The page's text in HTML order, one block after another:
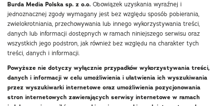
Burda Media Polska sp. z o.o. Obowiązek uzyskania wyraźnej i
jednoznacznej zgody wymagany jest bez względu sposób pobierania,
zwielokrotniania, przechowywania lub innego wykorzystywania treści,
danych lub informacji dostępnych w ramach niniejszego serwisu oraz
wszystkich jego podstron, jak również bez względu na charakter tych
treści, danych i informacji.
Powyższe nie dotyczy wyłącznie przypadków wykorzystywania treści,
danych i informacji w celu umożliwienia i ułatwienia ich wyszukiwania
przez wyszukiwarki internetowe oraz umożliwienia pozycjonowania
stron internetowych zawierających serwisy internetowe w ramach